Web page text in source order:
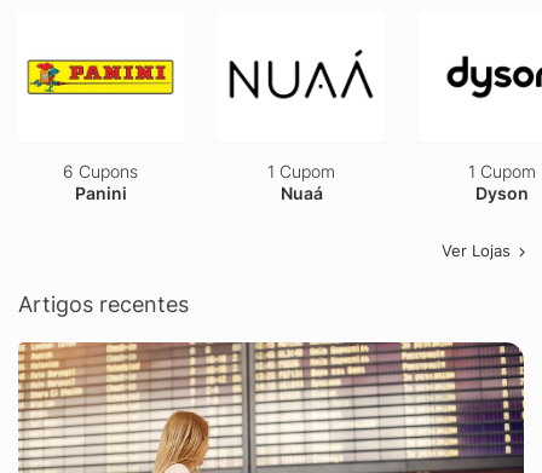
6 Cupons
Panini
1 Cupom
Nuaá
1 Cupom
Dyson
Ver Lojas
Artigos recentes